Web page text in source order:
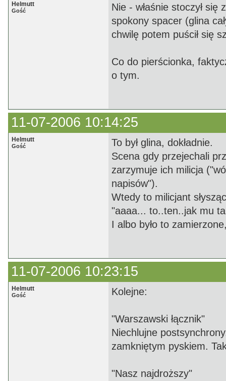
Helmutt
Gość
Nie - właśnie stoczył się
spokony spacer (glina
chwilę potem puścił się
Co do pierścionka,
o tym.
11-07-2006 10:14:25
Helmutt
Gość
To był glina, dokładnie.
Scena gdy przejechali
zarzymuje ich milicja
napisów").
Wtedy to milicjant
"aaaa... to..ten..jak mu
I albo było to
11-07-2006 10:23:15
Helmutt
Gość Kolejne:
"Warszawski łącznik"
Niechlujne
zamkniętym pyskiem.
"Nasz najdroższy"